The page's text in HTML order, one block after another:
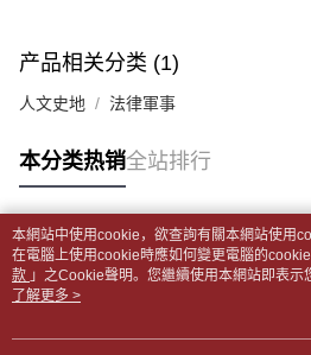
台湾大哥大与本人进行分期账单所需资料之
3. 完整用户服务条款，请详阅以下链接：
1. 初次使用 AFTEE 時，將依認證結果及本
2. 結帳金額須大於NT$30
三、聲明條款
所提供，並由 AFTEE 向您收取款項。因使
含但不限於訂購人姓名、電話，收件人姓名
AFTEE 於本服務必要服務範圍內運用。關
處理、利用，詳參 AFTEE 官網之『個人資
（https://aftee.tw/privacypolicy/
若款項超過繳費期限，將根據當次的金額加
付款後7-11取貨
每笔NT$65，满NT$688(含以上)免运费
每笔NT$65，满NT$688(含以上)免运费
中華郵政包裹(離島)
每笔NT$65，满NT$688(含以上)免运费
士林門市自取(書送達簡訊通知)
产品相关分类 (1)
人文史地 法律軍事
本分类热销全站排行
热门标签
本網站中使用cookie，欲查詢有關本網站使用
在電腦上使用cookie時應如何變更電腦的
款 」之Cookie聲明。您繼續使用本網站即表
之Cookie聲明使用cookie。
了解更多 >